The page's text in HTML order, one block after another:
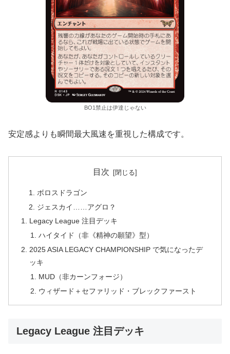
BO1禁止は伊達じゃない
安定感よりも瞬間最大風速を重視した構成です。
目次
ボロスドラゴン
ジェスカイ……アグロ？
Legacy League 注目デッキ
ハイタイド（非《精神の願望》型）
2025 ASIA LEGACY CHAMPIONSHIP で気になったデ
ッキ
MUD（非カーンフォージ）
ウィザード＋セファリッド・ブレックファースト
Legacy League 注目デッキ